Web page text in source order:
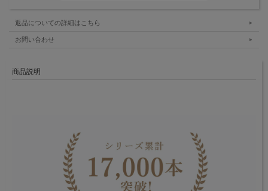
返品についての詳細はこちら
お問い合わせ
商品説明